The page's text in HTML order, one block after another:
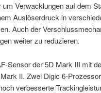
Verwacklungen auf dem
Auslöserdruck in
Auch der
weiter zu reduzieren.
Sensor der 5D Mark III mit
II. Zwei Digic 6-
verbesserte